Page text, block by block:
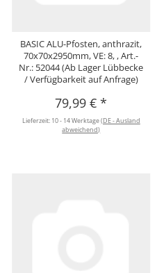
BASIC ALU-Pfosten, anthrazit,
70x70x2950mm, VE: 8, , Art.-
Nr.: 52044 (Ab Lager Lübbecke
/ Verfügbarkeit auf Anfrage)
79,99 €*
Lieferzeit: 10 - 14 Werktage(DE - Ausland
abweichend)